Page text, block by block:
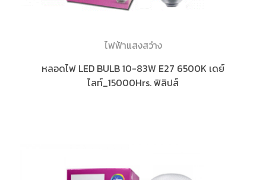
ไฟฟ้าแสงสว่าง
หลอดไฟ LED BULB 10-83W E27 6500K เดย์
ไลท์_15000Hrs. ฟิลิปส์